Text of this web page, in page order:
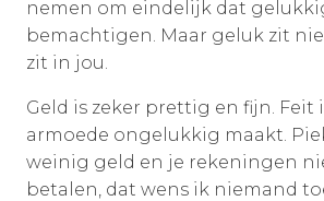
nemen om eindelijk dat
bemachtigen. Maar geluk zit
zit in jou.
Geld is zeker prettig en fijn. Feit
armoede ongelukkig maakt.
weinig geld en je rekeningen
betalen, dat wens ik niemand